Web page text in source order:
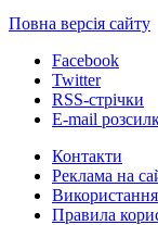
Повна версія сайту
Facebook
Twitter
RSS-стрічки
E-mail
Контакти
Реклама на
Використання
Правила